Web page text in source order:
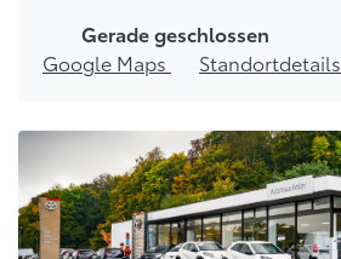
Gerade geschlossen
Google Maps Standortdetails